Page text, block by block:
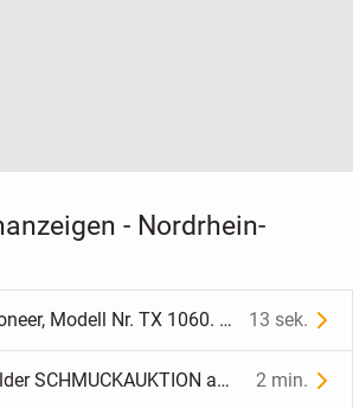
- Nordrhein-
Radio Tuner von Pioneer, Modell Nr. TX 1060. Funktioniert. Noch Verfügbar. Bitte nur Telefonische Anfrage! 13 sek.
Die nächste Bielefelder SCHMUCKAUKTION am 10. Oktober 2026 2 min.